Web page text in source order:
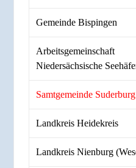
Gemeinde Bispingen
Arbeitsgemeinschaft
Niedersächsische
Samtgemeinde Suderburg
Landkreis Heidekreis
Landkreis Nienburg